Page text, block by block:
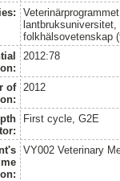
folkhälsovetenskap
2012:78
of
2012
First cycle, G2E
VY002 Veterinary